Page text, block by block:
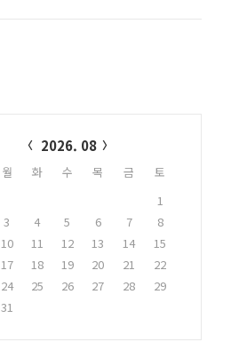
2026. 08
월 화 수 목 금
토
1
3 4 5 6 7
8
10 11 12 13 14
15
17 18 19 20 21
22
24 25 26 27 28
29
31